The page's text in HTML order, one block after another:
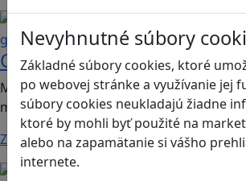
Nevyhnutné súbory
Základné súbory cookies, ktoré
po webovej stránke a využívanie jej
súbory cookies neukladajú žiadne
ktoré by mohli byť použité na
alebo na zapamätanie si vášho
internete.
Kritické
gramotnosť
Chicken Intelligence
Mobilná hra vhodná pre 2. stupeň ZŠ a
mediálna výchova, informatika
Zistiť viac
Ľudské práva a tolerancia